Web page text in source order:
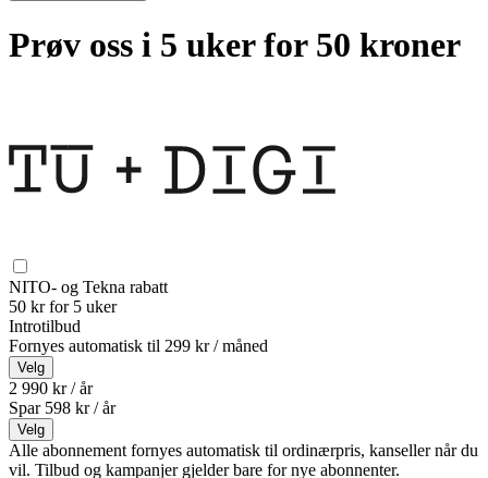
Prøv oss i 5 uker for 50 kroner
NITO- og Tekna rabatt
50 kr for 5 uker
Introtilbud
Fornyes automatisk til 299 kr / måned
Velg
2 990 kr / år
Spar 598 kr /år
Velg
Alle abonnement fornyes automatisk til ordinærpris, kanseller når du
vil. Tilbud og kampanjer gjelder bare for nye abonnenter.